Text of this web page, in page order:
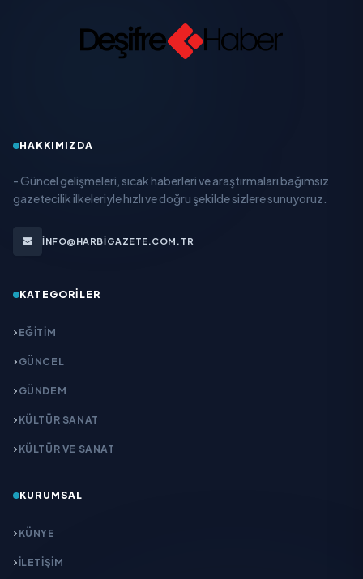
HAKKIMIZDA
- Güncel gelişmeleri, sıcak haberleri ve araştırmaları bağımsız
gazetecilik ilkeleriyle hızlı ve doğru şekilde sizlere sunuyoruz.
INFO@HARBIGAZETE.COM.TR
KATEGORILER
EĞITIM
GÜNCEL
GÜNDEM
KÜLTÜR SANAT
KÜLTÜR VE SANAT
KURUMSAL
KÜNYE
İLETIŞIM